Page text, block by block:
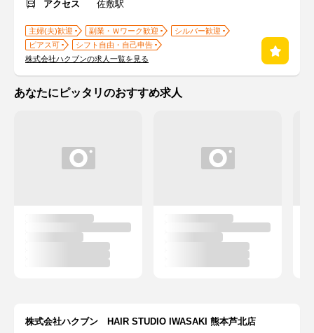
アクセス
佐敷駅
主婦(夫)歓迎 副業・Ｗワーク歓迎
シルバー歓迎
ピアス可
シフト自由・自己申告
株式会社ハクブンの求人一覧を見る
あなたにピッタリのおすすめ求人
株式会社ハクブン HAIR STUDIO IWASAKI 熊本芦北店